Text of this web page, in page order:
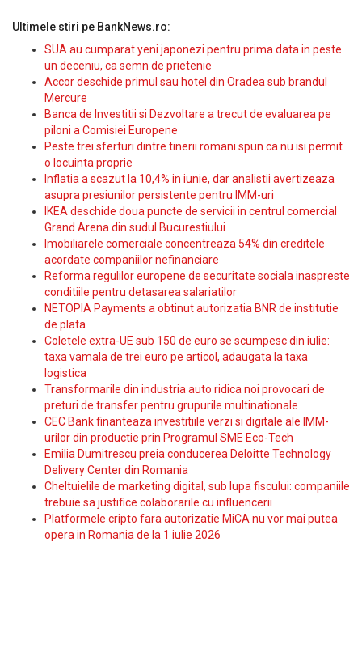
Ultimele stiri pe BankNews.ro:
SUA au cumparat yeni japonezi pentru prima data in peste
un deceniu, ca semn de prietenie
Accor deschide primul sau hotel din Oradea sub brandul
Mercure
Banca de Investitii si Dezvoltare a trecut de evaluarea pe
piloni a Comisiei Europene
Peste trei sferturi dintre tinerii romani spun ca nu isi permit
o locuinta proprie
Inflatia a scazut la 10,4% in iunie, dar analistii avertizeaza
asupra presiunilor persistente pentru IMM-uri
IKEA deschide doua puncte de servicii in centrul comercial
Grand Arena din sudul Bucurestiului
Imobiliarele comerciale concentreaza 54% din creditele
acordate companiilor nefinanciare
Reforma regulilor europene de securitate sociala inaspreste
conditiile pentru detasarea salariatilor
NETOPIA Payments a obtinut autorizatia BNR de institutie
de plata
Coletele extra-UE sub 150 de euro se scumpesc din iulie:
taxa vamala de trei euro pe articol, adaugata la taxa
logistica
Transformarile din industria auto ridica noi provocari de
preturi de transfer pentru grupurile multinationale
CEC Bank finanteaza investitiile verzi si digitale ale IMM-
urilor din productie prin Programul SME Eco-Tech
Emilia Dumitrescu preia conducerea Deloitte Technology
Delivery Center din Romania
Cheltuielile de marketing digital, sub lupa fiscului: companiile
trebuie sa justifice colaborarile cu influencerii
Platformele cripto fara autorizatie MiCA nu vor mai putea
opera in Romania de la 1 iulie 2026